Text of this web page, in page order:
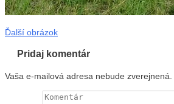
Ďalší obrázok
Pridaj komentár
Vaša e-mailová adresa nebude zverejnená.